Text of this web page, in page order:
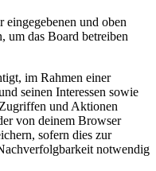
eingegebenen und oben
um das Board betreiben
im Rahmen einer
seinen Interessen sowie
und Aktionen
von deinem Browser
sofern dies zur
notwendig